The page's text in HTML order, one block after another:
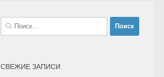
Найти:
СВЕЖИЕ ЗАПИСИ